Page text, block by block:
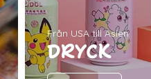
DRYCK
Från USA till Asien